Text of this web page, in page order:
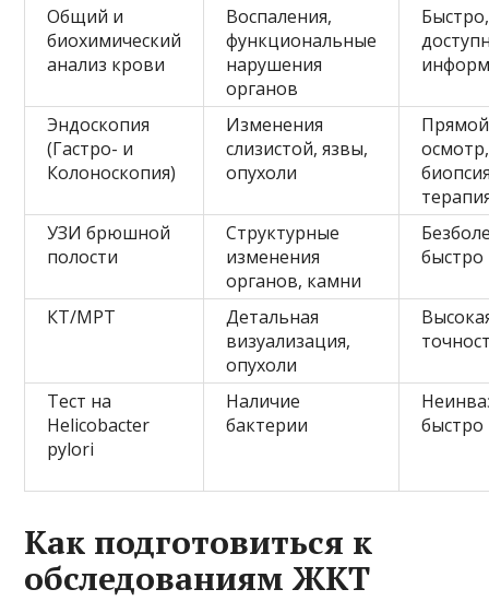
Общий и
биохимический
анализ крови
Воспаления,
функциональные
нарушения
органов
Быстро,
Эндоскопия
(Гастро- и
Колоноскопия)
Изменения
слизистой, язвы,
опухоли
Прямой
осмотр,
УЗИ брюшной
полости
Структурные
изменения
органов, камни
быстро
КТ/МРТ
Детальная
визуализация,
опухоли
Тест на
Helicobacter
pylori
Наличие
бактерии
быстро
Как подготовиться к
обследованиям ЖКТ